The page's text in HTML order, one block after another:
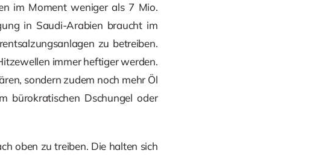
im Moment weniger als 7 Mio.
in Saudi-Arabien braucht im
zu betreiben.
immer heftiger werden.
sondern zudem noch mehr Öl
bürokratischen Dschungel oder
oben zu treiben. Die halten sich